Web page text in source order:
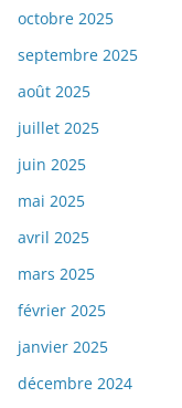
octobre 2025
septembre 2025
août 2025
juillet 2025
juin 2025
mai 2025
avril 2025
mars 2025
février 2025
janvier 2025
décembre 2024